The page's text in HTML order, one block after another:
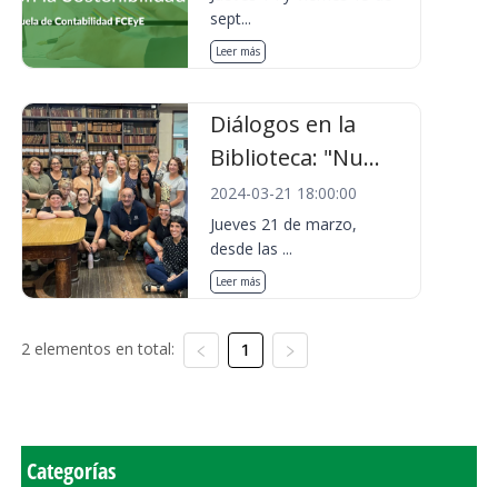
sept...
Leer más
Diálogos en la
Biblioteca: "Nu...
2024-03-21 18:00:00
Jueves 21 de marzo,
desde las ...
Leer más
2 elementos en total: 1
Categorías